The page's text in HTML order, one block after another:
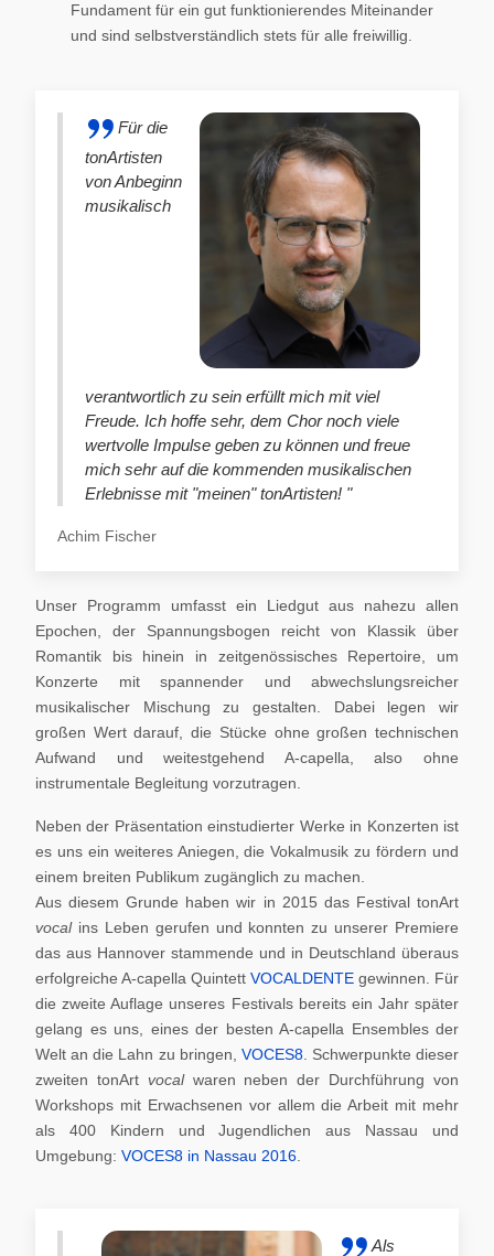
Fundament für ein gut funktionierendes Miteinander
und sind selbstverständlich stets für alle freiwillig.
Für die
tonArtisten
von Anbeginn
musikalisch
verantwortlich zu sein erfüllt mich mit viel
Freude. Ich hoffe sehr, dem Chor noch viele
wertvolle Impulse geben zu können und freue
mich sehr auf die kommenden musikalischen
Erlebnisse mit "meinen" tonArtisten! "
Achim Fischer
Unser Programm umfasst ein Liedgut aus nahezu allen
Epochen, der Spannungsbogen reicht von Klassik über
Romantik bis hinein in zeitgenössisches Repertoire, um
Konzerte mit spannender und abwechslungsreicher
musikalischer Mischung zu gestalten. Dabei legen wir
großen Wert darauf, die Stücke ohne großen technischen
Aufwand und weitestgehend A-capella, also ohne
instrumentale Begleitung vorzutragen.
Neben der Präsentation einstudierter Werke in Konzerten ist
es uns ein weiteres Aniegen, die Vokalmusik zu fördern und
einem breiten Publikum zugänglich zu machen.
Aus diesem Grunde haben wir in 2015 das Festival tonArt
vocal ins Leben gerufen und konnten zu unserer Premiere
das aus Hannover stammende und in Deutschland überaus
erfolgreiche A-capella Quintett VOCALDENTE gewinnen. Für
die zweite Auflage unseres Festivals bereits ein Jahr später
gelang es uns, eines der besten A-capella Ensembles der
Welt an die Lahn zu bringen, VOCES8. Schwerpunkte dieser
zweiten tonArt vocalwaren neben der Durchführung von
Workshops mit Erwachsenen vor allem die Arbeit mit mehr
als 400 Kindern und Jugendlichen aus Nassau und
Umgebung: VOCES8 in Nassau 2016
Als